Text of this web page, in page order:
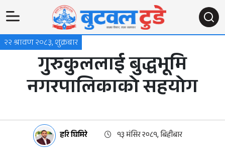
२२ श्रावण २०८३, शुक्रबार
गुरुकुललाई बुद्धभूमि
नगरपालिकाको सहयोग
हरि घिमिरे १३ मंसिर २०८१, बिहीबार